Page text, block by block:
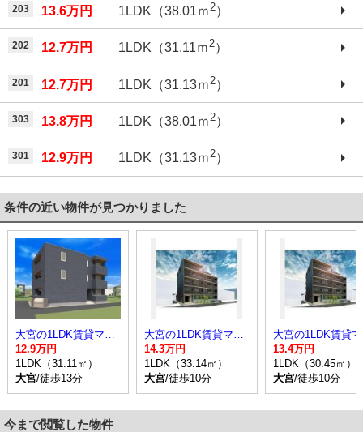
203 13.6万円 1LDK（38.01ｍ2）
202 12.7万円 1LDK（31.11ｍ2）
201 12.7万円 1LDK（31.13ｍ 2）
303 13.8万円 1LDK（38.01ｍ2）
301 12.9万円 1LDK（31.13ｍ2）
条件の近い物件が見つかりました
12.9万円
1LDK（31.11㎡）
大宮/徒歩13分
14.3万円
1LDK（33.14㎡）
大宮/徒歩10分
13.4万円
1LDK（30.45㎡）
大宮/徒歩10分
今まで閲覧した物件